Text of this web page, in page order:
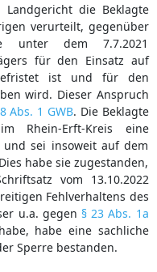
die Beklagte
verurteilt, gegenüber
dem 7.7.2021
für den Einsatz auf
ist und für den
wird. Dieser Anspruch
Abs. 1 GWB. Die Beklagte
Rhein-Erft-Kreis eine
sei insoweit auf dem
habe sie zugestanden,
vom 13.10.2022
Fehlverhaltens des
u.a. gegen § 23 Abs. 1a
habe eine sachliche
Sperre bestanden.